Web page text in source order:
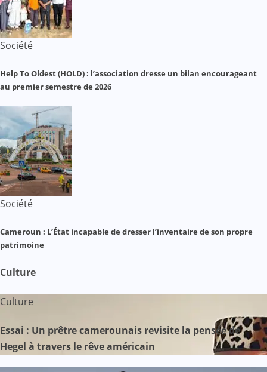
Société
Help To Oldest (HOLD) : l’association dresse un bilan encourageant
au premier semestre de 2026
Société
Cameroun : L’État incapable de dresser l’inventaire de son propre
patrimoine
Culture
Culture
Essai : Un prêtre camerounais revisite la pensée de
Hegel à travers le rêve américain